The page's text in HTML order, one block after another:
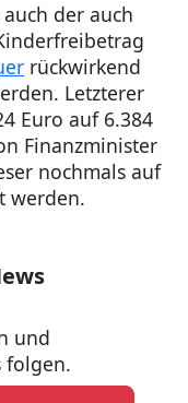
der auch
rückwirkend
Letzterer
Euro auf 6.384
Finanzminister
nochmals auf
werden.
und
folgen.